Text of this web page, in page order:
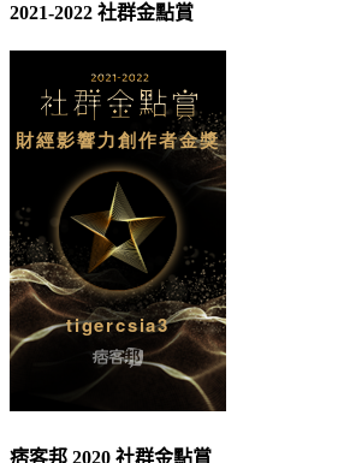
2021-2022 社群金點賞
痞客邦 2020 社群金點賞